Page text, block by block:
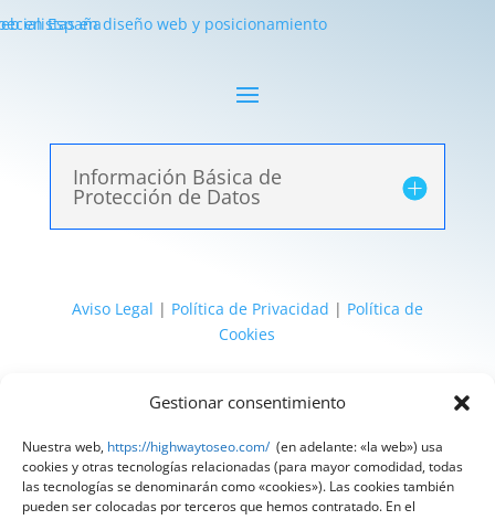
Gestionar consentimiento
Nuestra web, https://highwaytoseo.com/ (en adelante: «la web») usa
cookies y otras tecnologías relacionadas (para mayor comodidad, todas
las tecnologías se denominarán como «cookies»). Las cookies también
pueden ser colocadas por terceros que hemos contratado. En el
Información Básica de
Protección de Datos
Aviso Legal | Política de Privacidad | Política de
Cookies
@ 2025 Diseñado por HighWay To Seo | Textos
Compliance«Tu Compliance de confianza»